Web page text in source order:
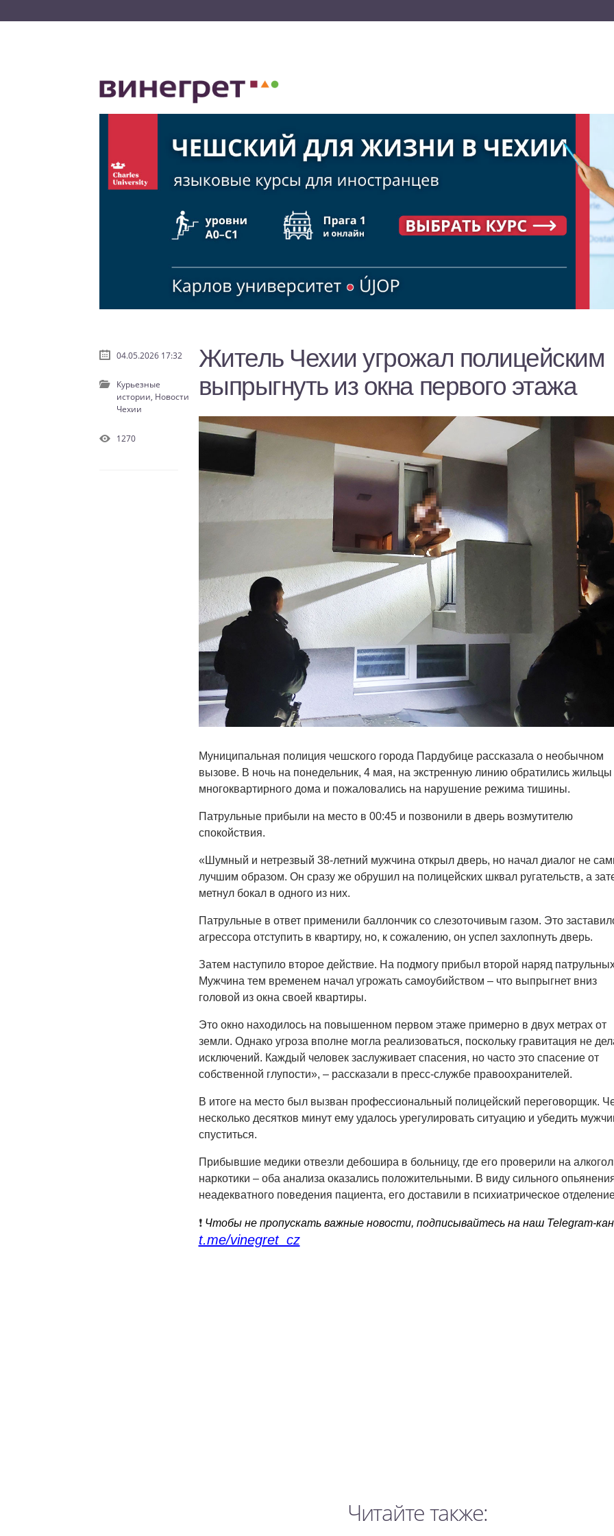
Житель Чехии угрожал полицейским
выпрыгнуть из окна первого этажа
Муниципальная полиция чешского города Пардубице рассказала о необычном
вызове. В ночь на понедельник, 4 мая, на экстренную линию обратились жильцы
многоквартирного дома и пожаловались на нарушение режима тишины.
Патрульные прибыли на место в 00:45 и позвонили в дверь возмутителю
спокойствия.
«Шумный и нетрезвый 38-летний мужчина открыл дверь, но начал диалог не
лучшим образом. Он сразу же обрушил на полицейских шквал ругательств, а
метнул бокал в одного из них.
Патрульные в ответ применили баллончик со слезоточивым газом. Это
агрессора отступить в квартиру, но, к сожалению, он успел захлопнуть дверь.
Затем наступило второе действие. На подмогу прибыл второй наряд
Мужчина тем временем начал угрожать самоубийством – что выпрыгнет вниз
головой из окна своей квартиры.
Это окно находилось на повышенном первом этаже примерно в двух метрах от
земли. Однако угроза вполне могла реализоваться, поскольку гравитация не
исключений. Каждый человек заслуживает спасения, но часто это спасение от
собственной глупости», – рассказали в пресс-службе правоохранителей.
В итоге на место был вызван профессиональный полицейский переговорщик.
несколько десятков минут ему удалось урегулировать ситуацию и убедить
спуститься.
Прибывшие медики отвезли дебошира в больницу, где его проверили на
наркотики – оба анализа оказались положительными. В виду сильного
неадекватного поведения пациента, его доставили в психиатрическое
❗️ Чтобы не пропускать важные новости, подписывайтесь на наш Telegram-
t.me/vinegret_cz
Читайте также:
04.05.2026 17:32
Курьезные
истории, Новости
Чехии
1270